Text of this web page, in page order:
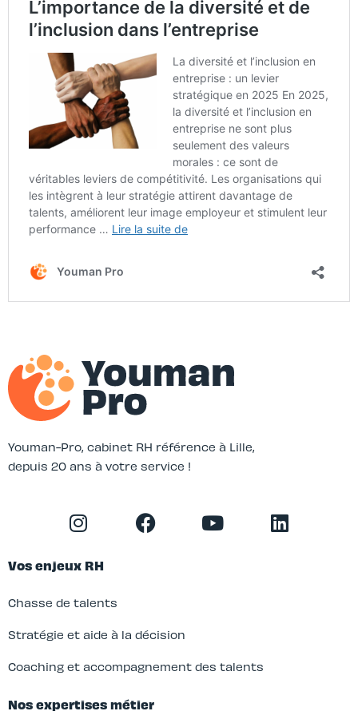
Youman-Pro, cabinet RH référence à Lille,
depuis 20 ans à votre service !
Vos enjeux RH
Chasse de talents
Stratégie et aide à la décision
Coaching et accompagnement des talents
Nos expertises métier